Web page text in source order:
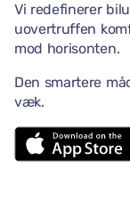
Vi redefinerer
uovertruffen
mod horisonten.
Den smartere
væk.